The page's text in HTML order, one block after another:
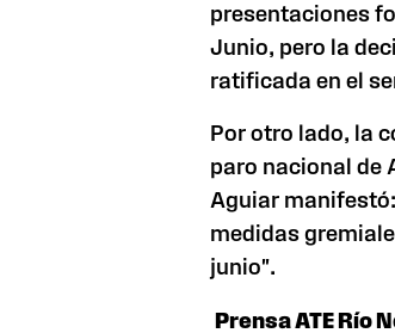
presentaciones
Junio, pero la
ratificada en el
Por otro lado, la
paro nacional de
Aguiar
medidas
junio".
Prensa ATE Río